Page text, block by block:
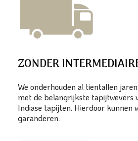
ZONDER
We onderhouden al tientallen
met de belangrijkste tapijtwevers
Indiase tapijten. Hierdoor kunnen
garanderen.